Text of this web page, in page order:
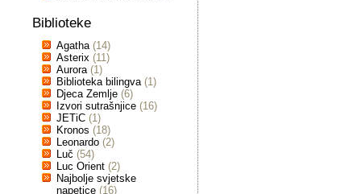
Biblioteke
Agatha (14)
Asterix (11)
Aurora (1)
Biblioteka bilingva (1)
Djeca Zemlje (6)
Izvori sutrašnjice (16)
JETiC (1)
Kronos (18)
Leonardo (2)
Luč (54)
Luc Orient (2)
Najbolje svjetske
napetice (16)